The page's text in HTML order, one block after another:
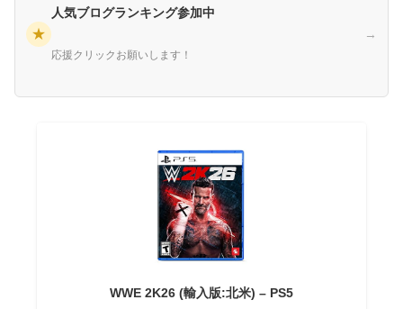
★
人気ブログランキング参加中
応援クリックお願いします！
→
WWE 2K26 (輸入版:北米) – PS5